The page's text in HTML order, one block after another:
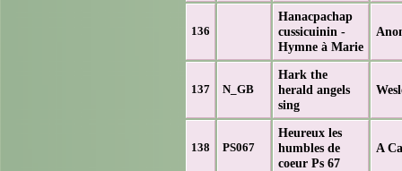
136
Hanacpachap
cussicuinin -
Hymne à Marie
137 N_GB
Hark the
herald angels
sing
138 PS067
Heureux les
humbles de
coeur Ps 67
A